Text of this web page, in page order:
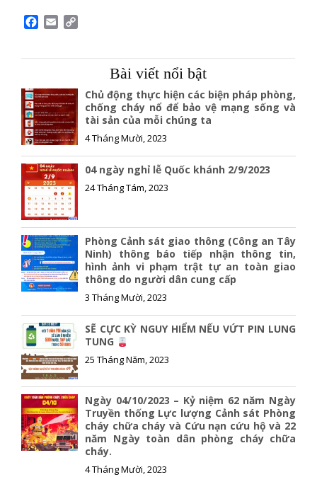
o
o
k
Bài viết nổi bật
Chủ động thực hiện các biện pháp phòng,
chống cháy nổ để bảo vệ mạng sống và
tài sản của mỗi chúng ta
4 Tháng Mười, 2023
04 ngày nghỉ lễ Quốc khánh 2/9/2023
24 Tháng Tám, 2023
Phòng Cảnh sát giao thông (Công an Tây
Ninh) thông báo tiếp nhận thông tin,
hình ảnh vi phạm trật tự an toàn giao
thông do người dân cung cấp
3 Tháng Mười, 2023
SẼ CỰC KỲ NGUY HIỂM NẾU VỨT PIN LUNG
TUNG
25 Tháng Năm, 2023
Ngày 04/10/2023 – Kỷ niệm 62 năm Ngày
Truyền thống Lực lượng Cảnh sát Phòng
cháy chữa cháy và Cứu nạn cứu hộ và 22
năm Ngày toàn dân phòng cháy chữa
cháy.
4 Tháng Mười, 2023